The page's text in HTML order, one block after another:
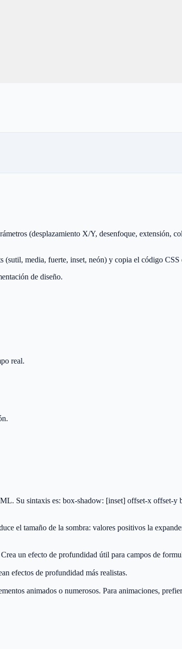
(desplazamiento X/Y, desenfoque, extensión,
(sutil, media, fuerte, inset, neón) y copia el código CSS
de diseño.
real.
Su sintaxis es: box-shadow: [inset] offset-x offset-
el tamaño de la sombra: valores positivos la
un efecto de profundidad útil para campos de
efectos de profundidad más realistas.
animados o numerosos. Para animaciones,